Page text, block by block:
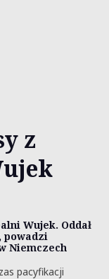
z
Wujek. Oddał
powadzi
Niemczech
pacyfikacji